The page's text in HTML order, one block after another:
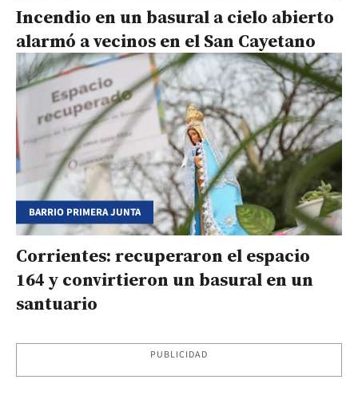
Incendio en un basural a cielo abierto
alarmó a vecinos en el San Cayetano
BARRIO PRIMERA JUNTA
Corrientes: recuperaron el espacio
164 y convirtieron un basural en un
santuario
PUBLICIDAD